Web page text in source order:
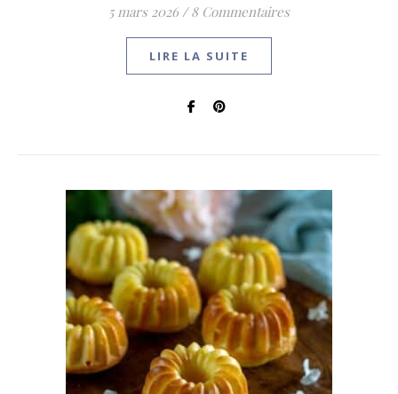
5 mars 2026 / 8 Commentaires
LIRE LA SUITE